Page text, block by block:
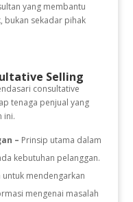
yang membantu
bukan sekadar pihak
Selling
consultative
tenaga penjual yang
ini.
– Prinsip utama dalam
kebutuhan pelanggan.
mendengarkan
mengenai masalah